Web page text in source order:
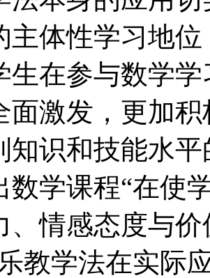
主体性学习地
生在参与数学
面激发，更加
知识和技能水
数学课程“在使
、情感态度与
教学法在实际